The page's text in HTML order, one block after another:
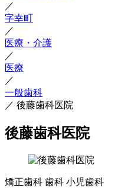
／
字幸町
／
医療・介護
／
医療
／
一般歯科
／ 後藤歯科医院
後藤歯科医院
矯正歯科 歯科 小児歯科